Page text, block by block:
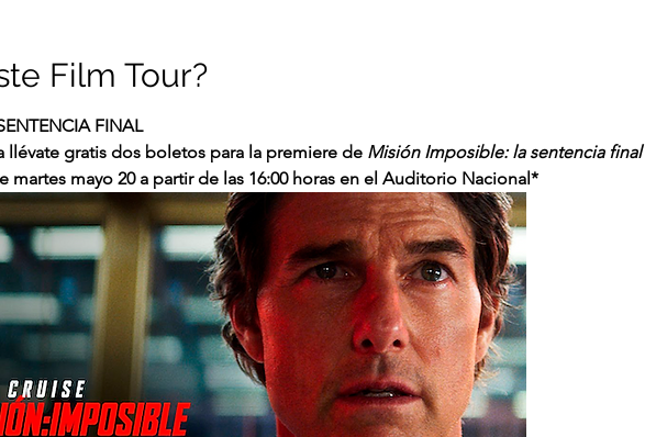
Film Tour?
FINAL
llévate gratis dos boletos para la premiere de Misión Imposible: la sentencia final
martes mayo 20 a partir de las 16:00 horas en el Auditorio Nacional*